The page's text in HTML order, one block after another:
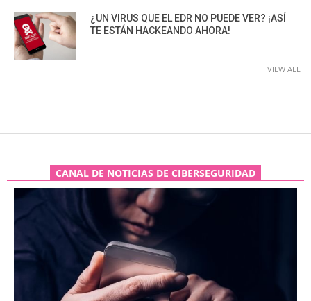
¿UN VIRUS QUE EL EDR NO PUEDE VER? ¡ASÍ
TE ESTÁN HACKEANDO AHORA!
VIEW ALL
CANAL DE NOTICIAS DE CIBERSEGURIDAD